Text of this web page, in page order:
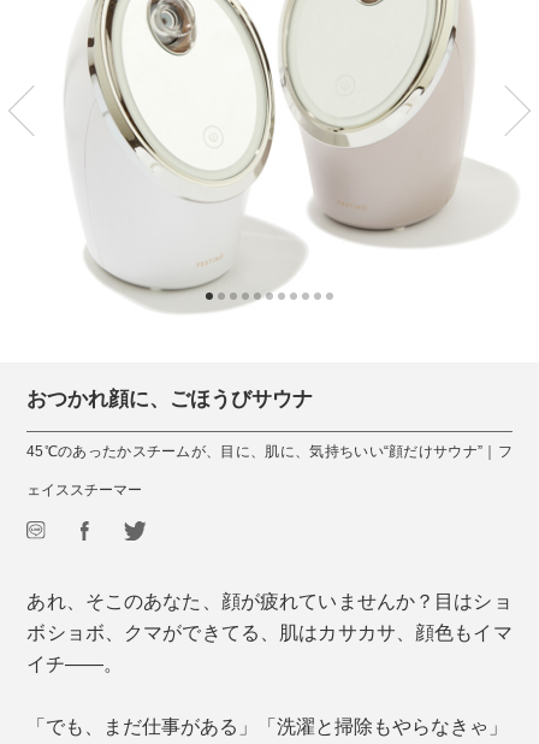
おつかれ顔に、ごほうびサウナ
45℃のあったかスチームが、目に、肌に、気持ちいい“顔だけサウナ”｜フ
ェイススチーマー
あれ、そこのあなた、顔が疲れていませんか？目はショ
ボショボ、クマができてる、肌はカサカサ、顔色もイマ
イチ――。
「でも、まだ仕事がある」「洗濯と掃除もやらなきゃ」